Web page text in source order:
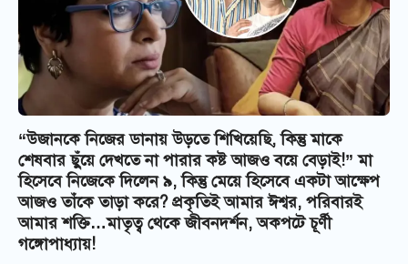
“উজানকে নিজের ডানায় উড়তে শিখিয়েছি, কিন্তু মাকে
শেষবার ছুঁয়ে দেখতে না পারার কষ্ট আজও বয়ে বেড়াই!” মা
হিসেবে নিজেকে দিলেন ৯, কিন্তু মেয়ে হিসেবে একটা আক্ষেপ
আজও তাঁকে তাড়া করে? প্রকৃতিই আমার ঈশ্বর, পরিবারই
আমার শক্তি…মাতৃত্ব থেকে জীবনদর্শন, অকপটে চূর্ণী
গঙ্গোপাধ্যায়!